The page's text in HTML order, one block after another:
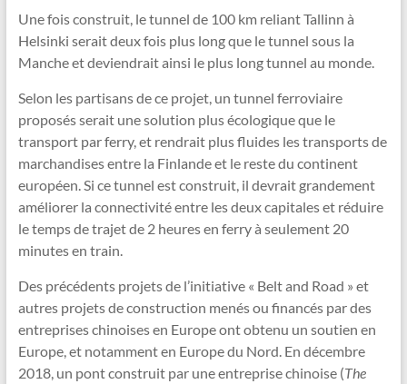
Une fois construit, le tunnel de 100 km reliant Tallinn à
Helsinki serait deux fois plus long que le tunnel sous la
Manche et deviendrait ainsi le plus long tunnel au monde.
Selon les partisans de ce projet, un tunnel ferroviaire
proposés serait une solution plus écologique que le
transport par ferry, et rendrait plus fluides les transports de
marchandises entre la Finlande et le reste du continent
européen. Si ce tunnel est construit, il devrait grandement
améliorer la connectivité entre les deux capitales et réduire
le temps de trajet de 2 heures en ferry à seulement 20
minutes en train.
Des précédents projets de l’initiative « Belt and Road » et
autres projets de construction menés ou financés par des
entreprises chinoises en Europe ont obtenu un soutien en
Europe, et notamment en Europe du Nord. En décembre
2018, un pont construit par une entreprise chinoise (The